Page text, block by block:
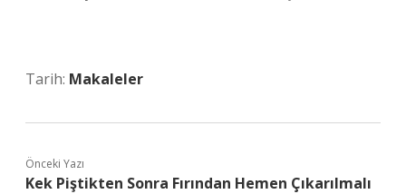
Tarih: Makaleler
Önceki Yazı
Kek Piştikten Sonra Fırından Hemen Çıkarılmalı